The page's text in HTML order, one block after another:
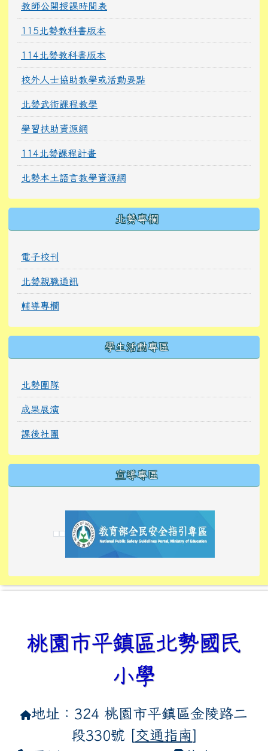
教師公開授課時間表
115北勢教科書版本
114北勢教科書版本
校外人士協助教學或活動要點
北勢武術課程教學
學習扶助資源網
114北勢課程計畫
北勢本土語言教學資源網
北勢專欄
電子校刊
北勢親職通訊
輔導專欄
學生活動專區
北勢團隊
成果展演
課後社團
宣導專區
link to https://
link to https://10000.gov.tw/
link to https://
link to https://10000.gov.tw/
link to https://
link to https://
link to https://i.win.org.tw/
link to https://
link to https://
link to https://
link to https://
桃園市平鎮區北勢國民
小學
地址：324 桃園市平鎮區金陵路二
段330號 [交通指南]